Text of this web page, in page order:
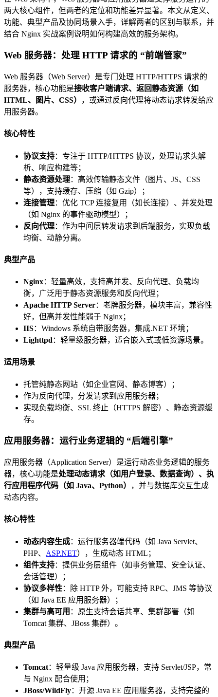
两大核心组件，但两者的定位和功能差异显著。本文从定义、
功能、典型产品及协同场景入手，详解两者的区别与联系，并
结合 Nginx 实战案例说明如何构建高效的服务架构。
Web 服务器：处理 HTTP 请求的 “前端管家”
Web 服务器（Web Server）是专门处理 HTTP/HTTPS 请求的
服务器，核心功能是接收客户端请求、返回静态资源（如
HTML、图片、CSS）
，或通过反向代理将动态请求转发给应
用服务器。
核心特性
协议支持：专注于 HTTP/HTTPS 协议，处理请求头解
析、响应构建等；
静态资源处理：高效传输静态文件（图片、JS、CSS
等），支持缓存、压缩（如 Gzip）；
连接管理：优化 TCP 连接复用（如长连接）、并发处理
（如 Nginx 的事件驱动模型）；
反向代理：作为中间层转发请求到后端服务，实现负载
均衡、动静分离。
典型产品
Nginx：轻量高效，支持高并发、反向代理、负载均
衡，广泛用于静态资源服务和反向代理；
Apache HTTP Server：老牌服务器，模块丰富，兼容性
好，但高并发性能弱于 Nginx；
IIS：Windows 系统自带服务器，集成.NET 环境；
Lighttpd ：轻量级服务器，适合嵌入式或低资源场景。
适用场景
托管纯静态网站（如企业官网、静态博客）；
作为反向代理，分发请求到应用服务器；
实现负载均衡、SSL 终止（HTTPS 解密）、静态资源缓
存。
应用服务器：运行业务逻辑的 “后端引擎”
应用服务器（Application Server）是运行动态业务逻辑的服务
器，核心功能是处理动态请求（如用户登录、数据查询）、执
行应用程序代码（如 Java、Python）
，并与数据库交互生成
动态内容。
核心特性
动态内容生成：运行服务器端代码（如 Java Servlet、
PHP、 ASP.NET），生成动态 HTML；
组件支持：提供业务层组件（如事务管理、安全认证、
会话管理）；
协议多样性：除 HTTP 外，可能支持 RPC、JMS 等协议
（如 Java EE 应用服务器）；
集群与高可用 ：原生支持会话共享、集群部署（如
Tomcat 集群、JBoss 集群）。
典型产品
Tomcat：轻量级 Java 应用服务器，支持 Servlet/JSP，常
与 Nginx 配合使用；
JBoss/WildFly：开源 Java EE 应用服务器，支持完整的